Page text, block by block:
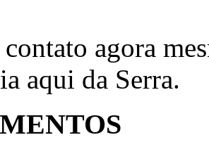
agora
aqui da Serra.